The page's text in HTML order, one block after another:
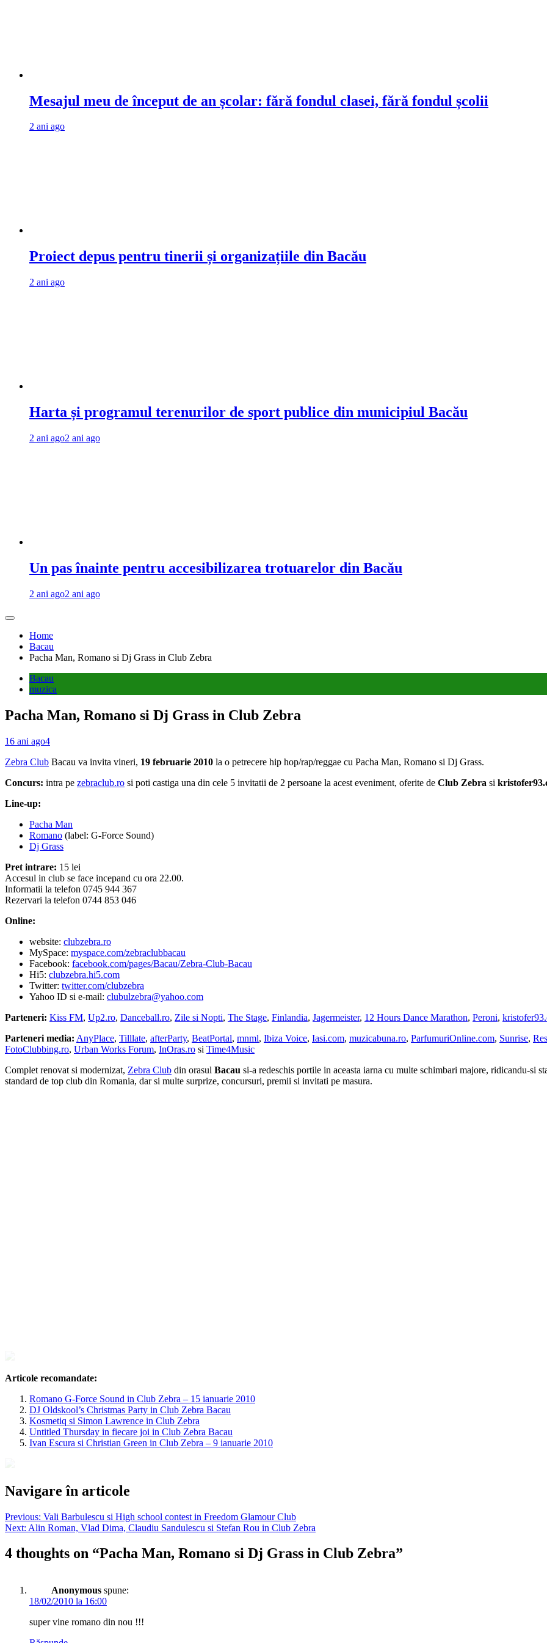
Mesajul meu de început de an școlar: fără fondul clasei, fără fondul școlii
2 ani ago
Proiect depus pentru tinerii și organizațiile din Bacău
2 ani ago
Harta și programul terenurilor de sport publice din municipiul Bacău
2 ani ago2 ani ago
Un pas înainte pentru accesibilizarea trotuarelor din Bacău
2 ani ago2 ani ago
Home
Bacau
Pacha Man, Romano si Dj Grass in Club Zebra
Bacau
muzica
Pacha Man, Romano si Dj Grass in Club Zebra
16 ani ago4
Zebra Club Bacau va invita vineri, 19 februarie 2010 la o petrecere hip hop/rap/reggae cu Pacha Man, Romano si Dj Grass.
Concurs: intra pe zebraclub.ro si poti castiga una din cele 5 invitatii de 2 persoane la acest eveniment, oferite de Club Zebra si
Line-up:
Pacha Man
Romano (label: G-Force Sound)
Dj Grass
Pret intrare: 15 lei
Accesul in club se face incepand cu ora 22.00.
Informatii la telefon 0745 944 367
Rezervari la telefon 0744 853 046
Online:
website: clubzebra.ro
MySpace: myspace.com/zebraclubbacau
Facebook: facebook.com/pages/Bacau/Zebra-Club-Bacau
Hi5: clubzebra.hi5.com
Twitter: twitter.com/clubzebra
Yahoo ID si e-mail: clubulzebra@yahoo.com
Parteneri: Kiss FM, Up2.ro, Danceball.ro, Zile si Nopti, The Stage, Finlandia, Jagermeister, 12 Hours Dance Marathon, Peroni,
Parteneri media: AnyPlace, Tilllate, afterParty, BeatPortal, mnml, Ibiza Voice, Iasi.com, muzicabuna.ro, ParfumuriOnline.com, Sunrise,
FotoClubbing.ro, Urban Works Forum, InOras.ro si Time4Music
Complet renovat si modernizat, Zebra Club din orasul Bacau si-a redeschis portile in aceasta iarna cu multe schimbari majore, ridicandu-si
standard de top club din Romania, dar si multe surprize, concursuri, premii si invitati pe masura.
Articole recomandate:
Romano G-Force Sound in Club Zebra – 15 ianuarie 2010
DJ Oldskool’s Christmas Party in Club Zebra Bacau
Kosmetiq si Simon Lawrence in Club Zebra
Untitled Thursday in fiecare joi in Club Zebra Bacau
Ivan Escura si Christian Green in Club Zebra – 9 ianuarie 2010
Navigare în articole
Previous: Vali Barbulescu si High school contest in Freedom Glamour Club
Next: Alin Roman, Vlad Dima, Claudiu Sandulescu si Stefan Rou in Club Zebra
4 thoughts on “Pacha Man, Romano si Dj Grass in Club Zebra”
Anonymous spune:
18/02/2010 la 16:00
super vine romano din nou !!!